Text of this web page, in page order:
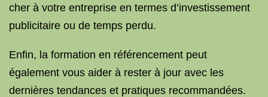
cher à votre entreprise en termes d’investissement
publicitaire ou de temps perdu.
Enfin, la formation en référencement peut
également vous aider à rester à jour avec les
dernières tendances et pratiques recommandées.